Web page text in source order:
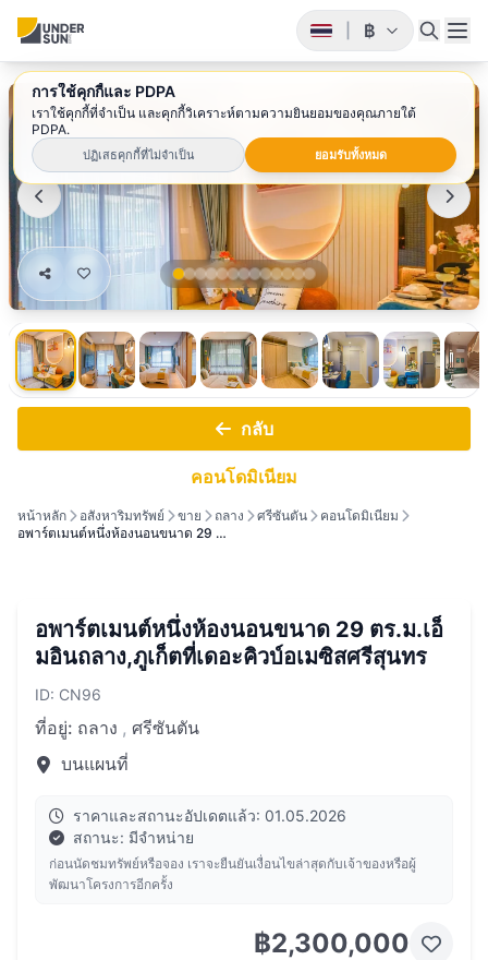
฿
กลับ
คอนโดมิเนียม
หน้าหลัก อสังหาริมทรัพย์ ขาย ถลาง ศรีซันตัน
คอนโดมิเนียม
อพาร์ตเมนต์หนึ่งห้องนอนขนาด 29 …
อพาร์ตเมนต์หนึ่งห้องนอนขนาด 29 ตร.ม.เอ็
มอินถลาง,ภูเก็ตที่เดอะคิวบ์อเมซิสศรีสุนทร
ID: CN96
ที่อยู่: ถลาง , ศรีซันตัน
บนแผนที่
ราคาและสถานะอัปเดตแล้ว: 01.05.2026
สถานะ: มีจำหน่าย
ก่อนนัดชมทรัพย์หรือจอง เราจะยืนยันเงื่อนไขล่าสุดกับเจ้าของหรือผู้
พัฒนาโครงการอีกครั้ง
฿2,300,000
การใช้คุกกี้และ PDPA
เราใช้คุกกี้ที่จำเป็น และคุกกี้วิเคราะห์ตามความยินยอมของคุณภายใต้
PDPA.
ปฏิเสธคุกกี้ที่ไม่จำเป็น ยอมรับทั้งหมด